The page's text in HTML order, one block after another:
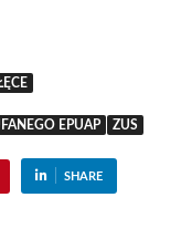
EPUAP
ZUS
SHARE